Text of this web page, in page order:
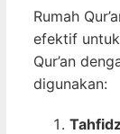
Rumah
efektif
Qur’an
digunakan: